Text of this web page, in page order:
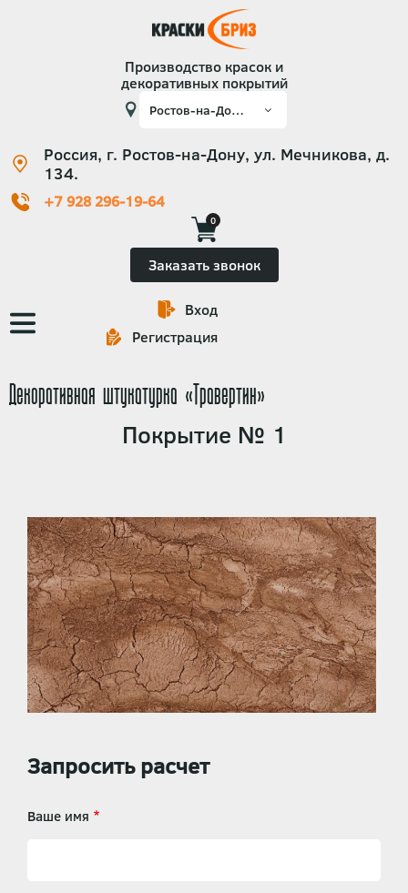
Производство красок и
декоративных покрытий
Россия, г. Ростов-на-Дону, ул. Мечникова, д.
134.
+7 928 296-19-64
0
Заказать звонок
Основная
навигация
Вход
Регистрация
Декоративная штукатурка «Травертин»
Покрытие № 1
Запросить расчет
Ваше имя